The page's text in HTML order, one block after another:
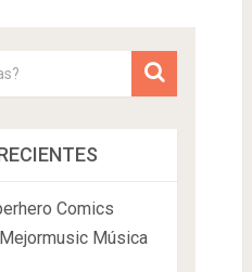
Comics
Música